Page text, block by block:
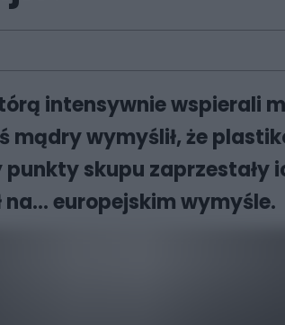
intensywnie wspierali
mądry wymyślił, że
skupu zaprzestały
europejskim wymyśle.